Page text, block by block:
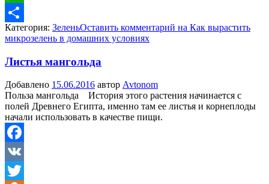
WhatsApp
Отправить
Категория: ЗеленьОставить комментарий на Как вырастить
микрозелень в домашних условиях
Листья мангольда
Добавлено 15.06.2016 автор Avtonom
Польза мангольда История этого растения начинается с
полей Древнего Египта, именно там ее листья и корнеплоды
начали использовать в качестве пищи.
Facebook
VK